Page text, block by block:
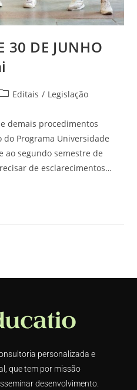
30 DE JUNHO
Editais / Legislação
demais procedimentos
do Programa Universidade
ao segundo semestre de
de esclarecimentos…
personalizada e
que tem por missão
desenvolvimento.